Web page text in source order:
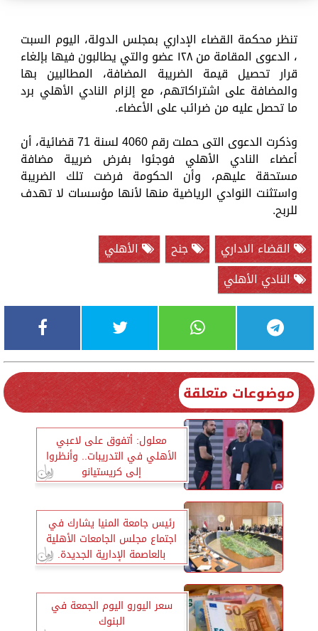
تنظر محكمة القضاء الإداري بمجلس الدولة، اليوم السبت
، الدعوى المقامة من ١٢٨ عضو والتي يطالبون فيها بإلغاء
قرار تحصيل قيمة الضريبة المضافة، المطالبين بها
والمضافة على اشتراكاتهم، مع إلزام النادي الأهلي برد
ما تحصل عليه من ضرائب على الأعضاء.
وذكرت الدعوى التى حملت رقم 4060 لسنة 71 قضائية، أن
أعضاء النادي الأهلي فوجئوا بفرض ضريبة مضافة
مستحقة عليهم، وأن الحكومة فرضت تلك الضريبة
واستثنت النوادي الرياضية منها لأنها مؤسسات لا تهدف
للربح.
القضاء الاداري
جنح
الأهلي
النادي الأهلي
موضوعات متعلقة
معلول: أتفوق على لاعبي
الأهلي في التدريبات.. وأنظروا
إلى كريستيانو
رئيس جامعة المنيا يشارك في
اجتماع مجلس الجامعات الأهلية
بالعاصمة الإدارية الجديدة.
سعر اليورو اليوم الجمعة في
البنوك